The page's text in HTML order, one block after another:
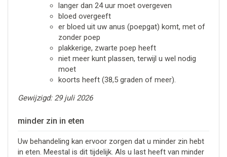
langer dan 24 uur moet overgeven
bloed overgeeft
er bloed uit uw anus (poepgat) komt, met of
zonder poep
plakkerige, zwarte poep heeft
niet meer kunt plassen, terwijl u wel nodig
moet
koorts heeft (38,5 graden of meer).
Gewijzigd: 29 juli 2026
minder zin in eten
Uw behandeling kan ervoor zorgen dat u minder zin hebt
in eten. Meestal is dit tijdelijk. Als u last heeft van minder